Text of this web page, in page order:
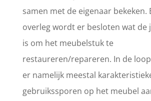
samen met de eigenaar bekeken.
overleg wordt er besloten wat de
is om het meubelstuk te
restaureren/repareren. In de
er namelijk meestal
gebruikssporen op het meubel